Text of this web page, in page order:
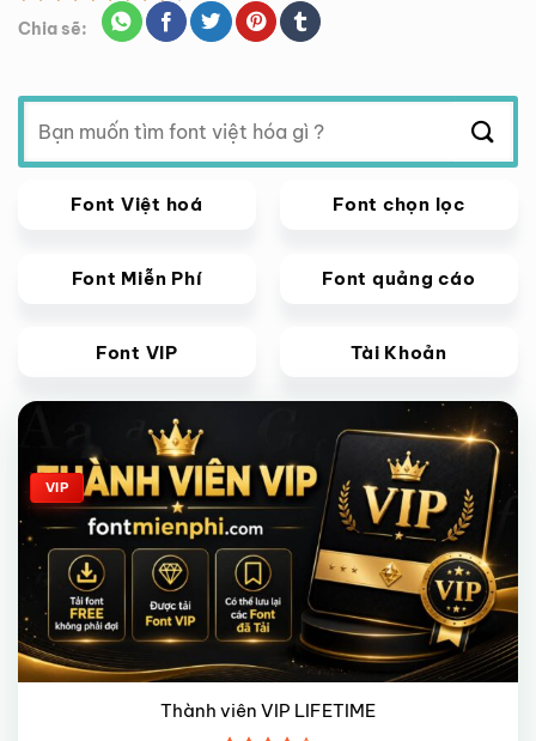
Chia sẽ:
Tìm
kiếm:
Font Việt hoá Font chọn lọc
Font Miễn Phí Font quảng cáo
Font VIP Tài Khoản
Giảm giá!
VIP
Thành viên VIP LIFETIME